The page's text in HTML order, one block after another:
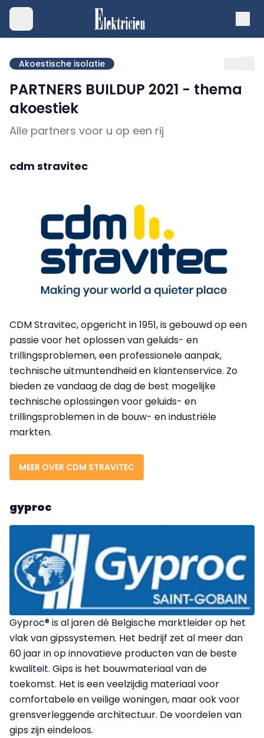
Akoestische isolatie
PARTNERS BUILDUP 2021 - thema
akoestiek
Alle partners voor u op een rij
cdm stravitec
CDM Stravitec, opgericht in 1951, is gebouwd op een
passie voor het oplossen van geluids- en
trillingsproblemen, een professionele aanpak,
technische uitmuntendheid en klantenservice. Zo
bieden ze vandaag de dag de best mogelijke
technische oplossingen voor geluids- en
trillingsproblemen in de bouw- en industriële
markten.
MEER OVER CDM STRAVITEC
gyproc
Gyproc® is al jaren dé Belgische marktleider op het
vlak van gipssystemen. Het bedrijf zet al meer dan
60 jaar in op innovatieve producten van de beste
kwaliteit. Gips is het bouwmateriaal van de
toekomst. Het is een veelzijdig materiaal voor
comfortabele en veilige woningen, maar ook voor
grensverleggende architectuur. De voordelen van
gips zijn eindeloos.